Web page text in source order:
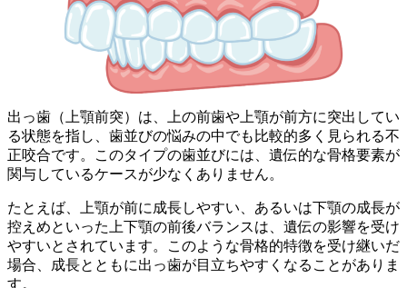
出っ歯（上顎前突）は、上の前歯や上顎が前方に突出してい
る状態を指し、歯並びの悩みの中でも比較的多く見られる不
正咬合です。このタイプの歯並びには、遺伝的な骨格要素が
関与しているケースが少なくありません。
たとえば、上顎が前に成長しやすい、あるいは下顎の成長が
控えめといった上下顎の前後バランスは、遺伝の影響を受け
やすいとされています。このような骨格的特徴を受け継いだ
場合、成長とともに出っ歯が目立ちやすくなることがありま
す。